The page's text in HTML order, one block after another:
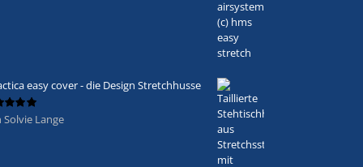
easy cover - die Design Stretchhusse
Solvie Lange